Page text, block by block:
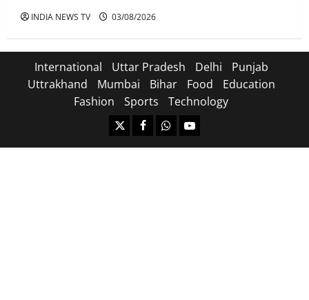
INDIA NEWS TV 03/08/2026
International Uttar Pradesh Delhi
Punjab
Uttrakhand
Mumbai Bihar Food
Education
Fashion
Sports Technology
https://x.com
facebook.com
https:/whatsapp.com/
Youtube.com